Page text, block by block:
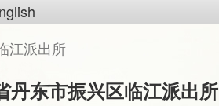
江派出所
丹东市振兴区临江派出所